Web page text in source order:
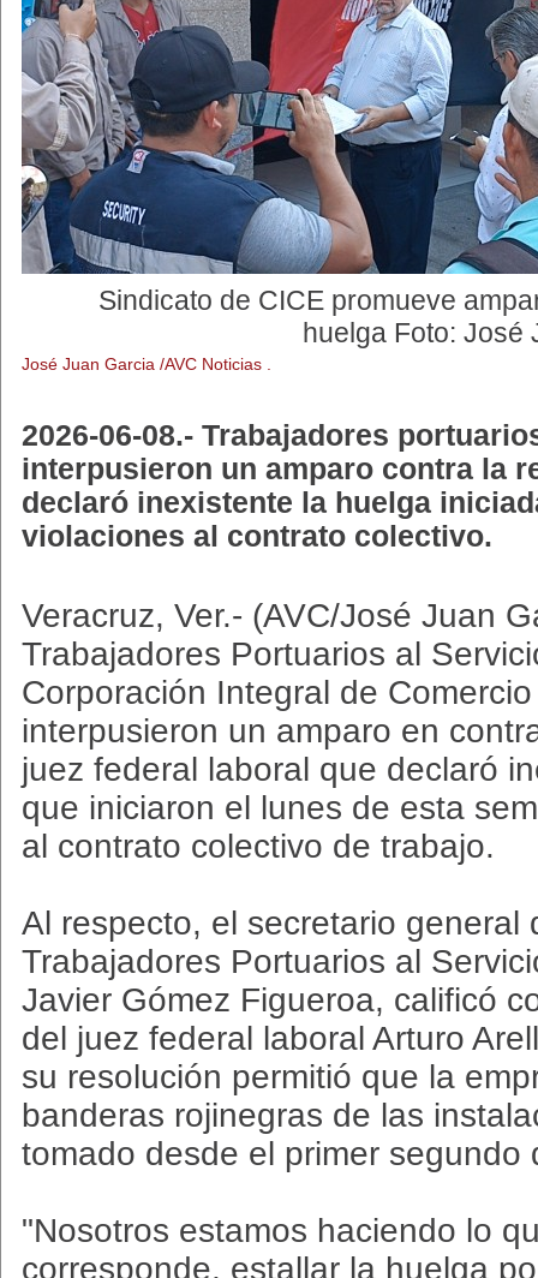
Sindicato de CICE promueve
huelga Foto: José
José Juan Garcia /AVC Noticias .
2026-06-08.- Trabajadores
interpusieron un amparo contra la
declaró inexistente la huelga
violaciones al contrato colectivo.
Veracruz, Ver.- (AVC/José Juan
Trabajadores Portuarios al
Corporación Integral de
interpusieron un amparo en
juez federal laboral que declaró
que iniciaron el lunes de esta
al contrato colectivo de trabajo.
Al respecto, el secretario general
Trabajadores Portuarios al
Javier Gómez Figueroa, calificó
del juez federal laboral Arturo
su resolución permitió que la
banderas rojinegras de las
tomado desde el primer segundo
"Nosotros estamos haciendo lo
corresponde, estallar la huelga